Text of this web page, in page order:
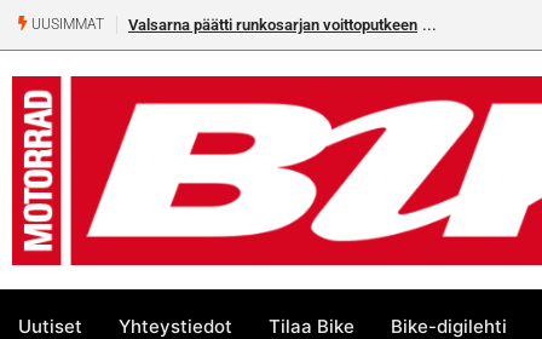
UUSIMMAT Valsarna päätti runkosarjan voittoputkeen
Uutiset Yhteystiedot Tilaa Bike Bike-digilehti